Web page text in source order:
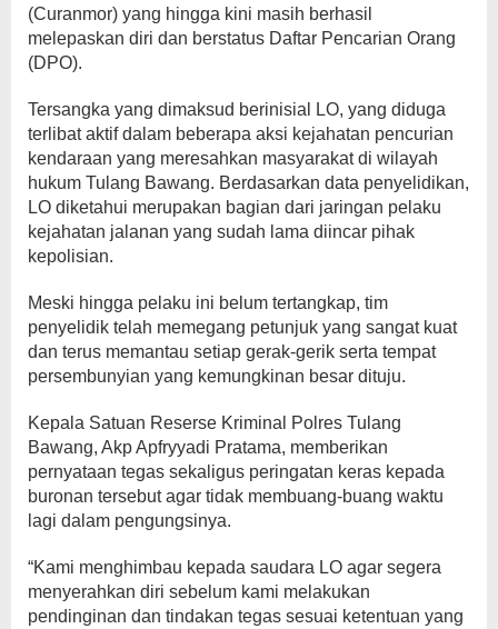
(Curanmor) yang hingga kini masih berhasil
melepaskan diri dan berstatus Daftar Pencarian Orang
(DPO).
Tersangka yang dimaksud berinisial LO, yang diduga
terlibat aktif dalam beberapa aksi kejahatan pencurian
kendaraan yang meresahkan masyarakat di wilayah
hukum Tulang Bawang. Berdasarkan data penyelidikan,
LO diketahui merupakan bagian dari jaringan pelaku
kejahatan jalanan yang sudah lama diincar pihak
kepolisian.
Meski hingga pelaku ini belum tertangkap, tim
penyelidik telah memegang petunjuk yang sangat kuat
dan terus memantau setiap gerak-gerik serta tempat
persembunyian yang kemungkinan besar dituju.
Kepala Satuan Reserse Kriminal Polres Tulang
Bawang, Akp Apfryyadi Pratama, memberikan
pernyataan tegas sekaligus peringatan keras kepada
buronan tersebut agar tidak membuang-buang waktu
lagi dalam pengungsinya.
“Kami menghimbau kepada saudara LO agar segera
menyerahkan diri sebelum kami melakukan
pendinginan dan tindakan tegas sesuai ketentuan yang